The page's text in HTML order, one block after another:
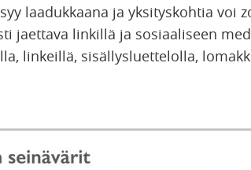
laadukkaana ja yksityskohtia voi
jaettava linkillä ja sosiaaliseen
linkeillä, sisällysluettelolla,